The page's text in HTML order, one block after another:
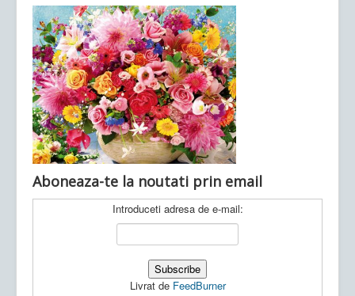
Ultimele articole: Vi, 04.11.2022 -Inspectoratul Școlar
Județean Mehedinți
Aboneaza-te la noutati prin email
Introduceti adresa de e-mail:
Livrat de FeedBurner